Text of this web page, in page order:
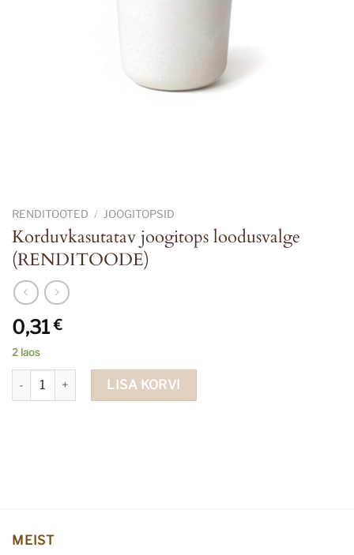
RENDITOOTED / JOOGITOPSID
Korduvkasutatav joogitops loodusvalge
(RENDITOODE)
0,31€
2 laos
LISA KORVI
MEIST